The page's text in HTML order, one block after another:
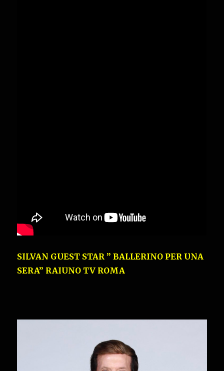
SILVAN GUEST STAR ” BALLERINO PER UNA
SERA” RAIUNO TV ROMA